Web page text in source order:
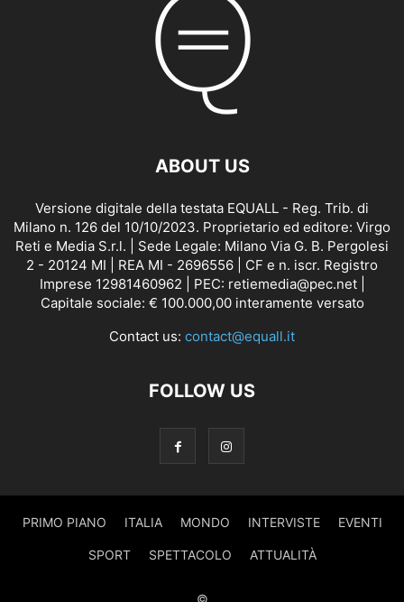
ABOUT US
Versione digitale della testata EQUALL - Reg. Trib. di
Milano n. 126 del 10/10/2023. Proprietario ed editore: Virgo
Reti e Media S.r.l. | Sede Legale: Milano Via G. B. Pergolesi
2 - 20124 MI | REA MI - 2696556 | CF e n. iscr. Registro
Imprese 12981460962 | PEC: retiemedia@pec.net |
Capitale sociale: € 100.000,00 interamente versato
Contact us: contact@equall.it
FOLLOW US
PRIMO PIANO ITALIA MONDO INTERVISTE EVENTI
SPORT SPETTACOLO ATTUALITÀ